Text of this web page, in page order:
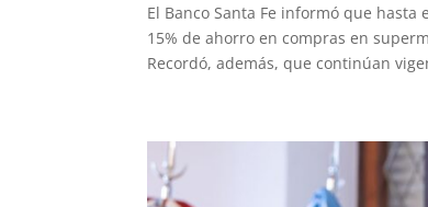
El Banco Santa Fe informó que
15% de ahorro en compras en
Recordó, además, que continúan